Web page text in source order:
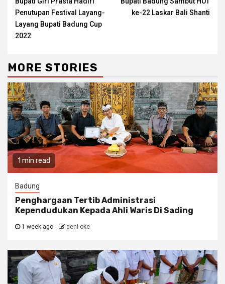
Reading
Penutupan Festival Layang-
Layang Bupati Badung Cup
2022
ke-22 Laskar Bali Shanti
MORE STORIES
1 min read
Badung
Penghargaan Tertib Administrasi
Kependudukan Kepada Ahli Waris Di Sading
1 week ago deni oke